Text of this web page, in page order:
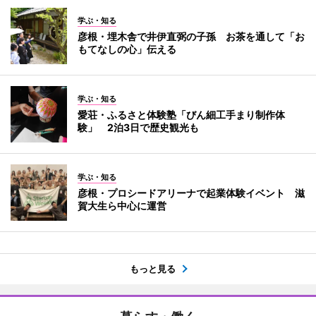
学ぶ・知る
彦根・埋木舎で井伊直弼の子孫 お茶を通して「お
もてなしの心」伝える
学ぶ・知る
愛荘・ふるさと体験塾「びん細工手まり制作体
験」 2泊3日で歴史観光も
学ぶ・知る
彦根・プロシードアリーナで起業体験イベント 滋
賀大生ら中心に運営
もっと見る